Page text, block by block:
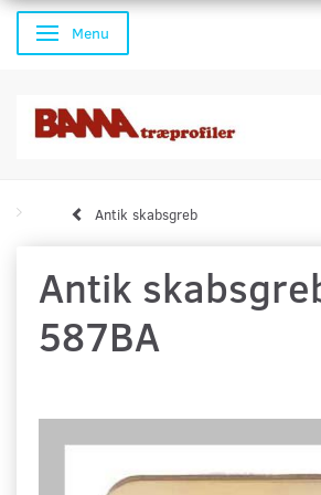
Skifte navigation
Menu
Antik skabsgreb
Antik
587BA